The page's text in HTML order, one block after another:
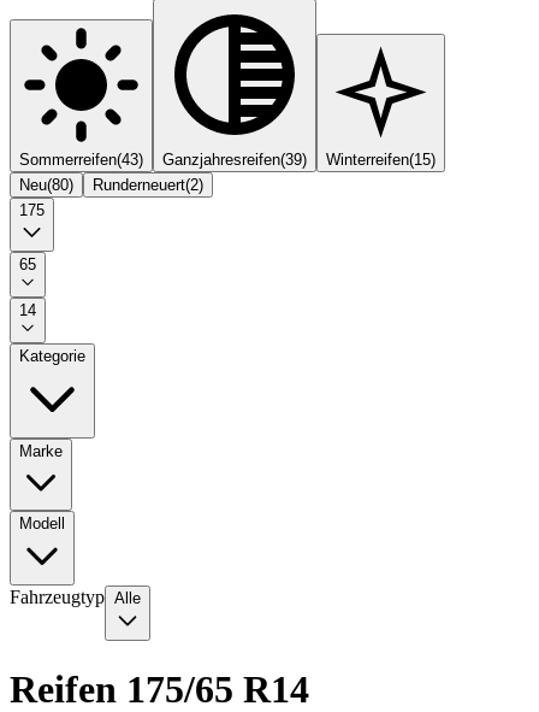
Sommerreifen(43) Ganzjahresreifen(39) Winterreifen(15)
Neu(80) Runderneuert(2)
175
65
14
Kategorie
Marke
Modell
Fahrzeugtyp Alle
Reifen 175/65 R14